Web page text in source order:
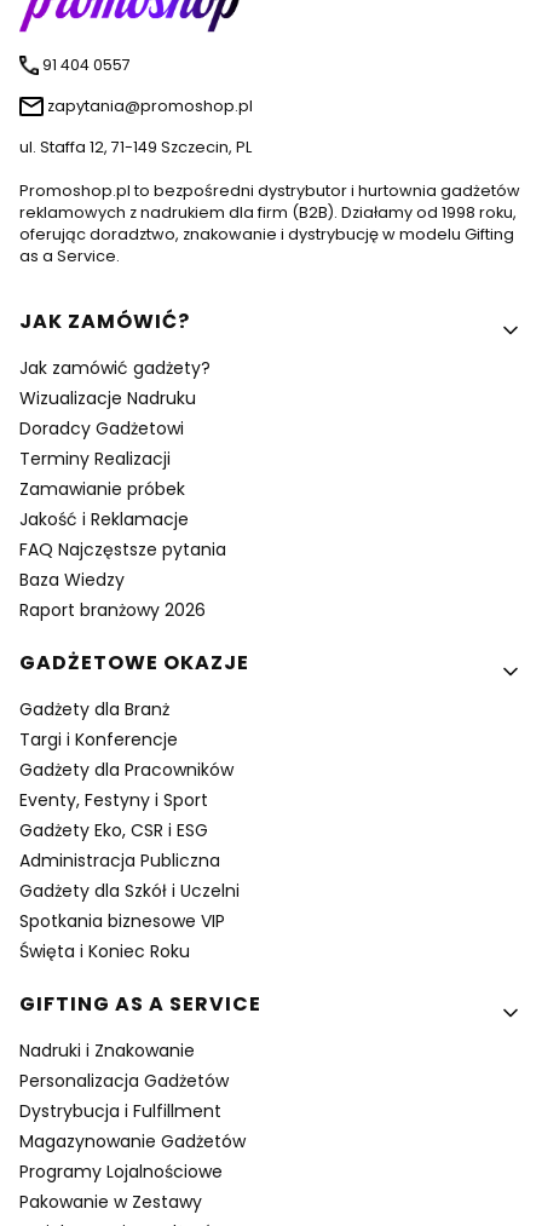
91 404 0557
zapytania@promoshop.pl
ul. Staffa 12, 71-149 Szczecin, PL
Promoshop.pl to bezpośredni dystrybutor i hurtownia gadżetów
reklamowych z nadrukiem dla firm (B2B). Działamy od 1998 roku,
oferując doradztwo, znakowanie i dystrybucję w modelu Gifting
as a Service.
Linki w stopce
JAK ZAMÓWIĆ?
Jak zamówić gadżety?
Wizualizacje Nadruku
Doradcy Gadżetowi
Terminy Realizacji
Zamawianie próbek
Jakość i Reklamacje
FAQ Najczęstsze pytania
Baza Wiedzy
Raport branżowy 2026
GADŻETOWE OKAZJE
Gadżety dla Branż
Targi i Konferencje
Gadżety dla Pracowników
Eventy, Festyny i Sport
Gadżety Eko, CSR i ESG
Administracja Publiczna
Gadżety dla Szkół i Uczelni
Spotkania biznesowe VIP
Święta i Koniec Roku
GIFTING AS A SERVICE
Nadruki i Znakowanie
Personalizacja Gadżetów
Dystrybucja i Fulfillment
Magazynowanie Gadżetów
Programy Lojalnościowe
Pakowanie w Zestawy